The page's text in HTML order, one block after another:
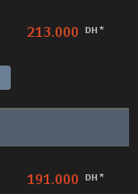
213.000 DH *
191.000 DH *